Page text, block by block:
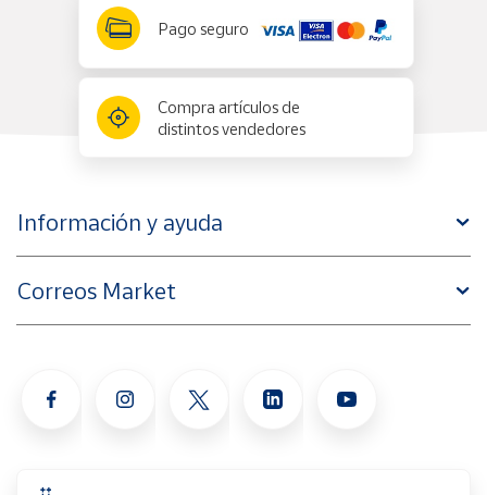
Pago seguro
Compra artículos de
distintos vendedores
Información y ayuda
Correos Market